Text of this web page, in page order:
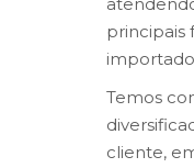
principais
Temos
cliente,